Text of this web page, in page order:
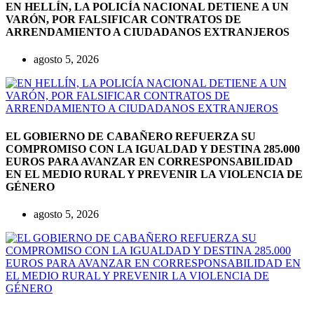
EN HELLÍN, LA POLICÍA NACIONAL DETIENE A UN
VARÓN, POR FALSIFICAR CONTRATOS DE
ARRENDAMIENTO A CIUDADANOS EXTRANJEROS
agosto 5, 2026
EL GOBIERNO DE CABAÑERO REFUERZA SU
COMPROMISO CON LA IGUALDAD Y DESTINA 285.000
EUROS PARA AVANZAR EN CORRESPONSABILIDAD
EN EL MEDIO RURAL Y PREVENIR LA VIOLENCIA DE
GÉNERO
agosto 5, 2026